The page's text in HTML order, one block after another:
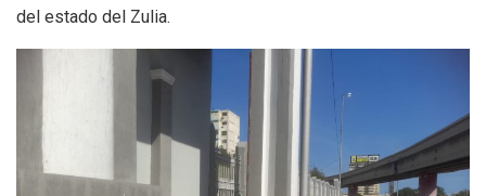
del estado del Zulia.